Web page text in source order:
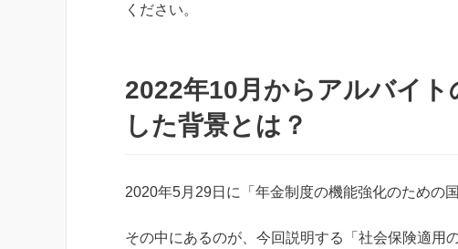
ください。
2022年10月からアルバイ
した背景とは？
2020年5月29日に「年金制度の機能強化のための
その中にあるのが、今回説明する「社会保険適用